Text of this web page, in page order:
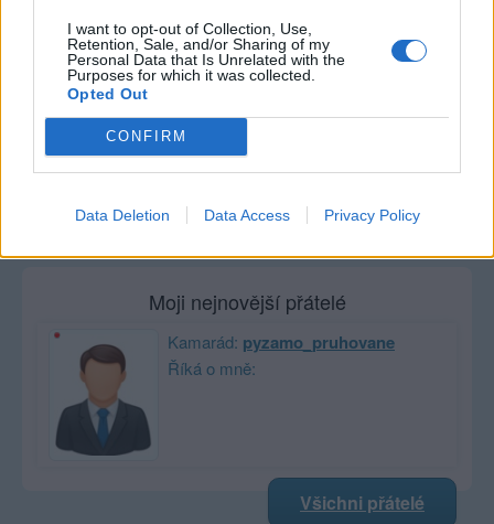
I want to opt-out of Collection, Use,
Retention, Sale, and/or Sharing of my
Personal Data that Is Unrelated with the
Purposes for which it was collected.
Opted Out
CONFIRM
Data Deletion Data Access Privacy Policy
Poslední 3 příspěvky na mé zdi
Nemá žádné příspěvky
Zobrazit celou mou zeď
Moji nejnovější přátelé
Kamarád: pyzamo_pruhovane
Říká o mně:
Všichni přátelé